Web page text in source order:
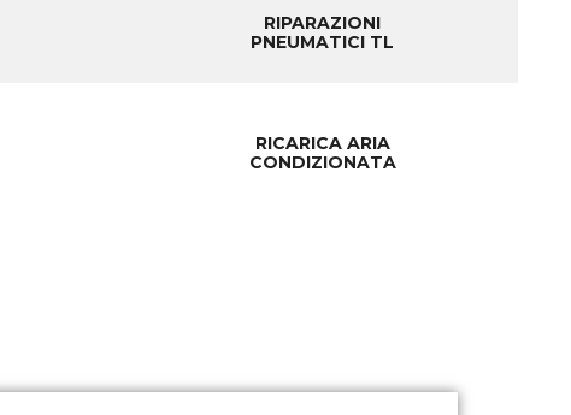
RIPARAZIONI
PNEUMATICI TL
RICARICA ARIA
CONDIZIONATA